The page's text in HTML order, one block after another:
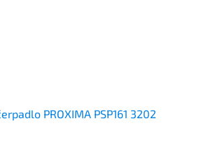
PROXIMA PSP161 3202